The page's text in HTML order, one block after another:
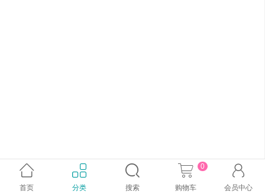

首页

分类

搜索

购物车
0 
会员中心